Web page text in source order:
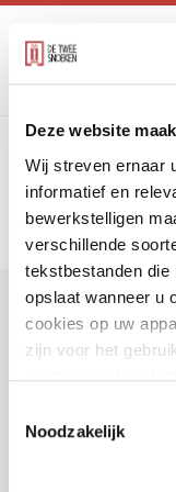
Deze website
Wij streven ernaar
informatief en
bewerkstelligen
verschillende
tekstbestanden die
opslaat wanneer u
cookies op uw
zijn voor het
Noodzakelijk
trefwoord
BREEAM
Projecten